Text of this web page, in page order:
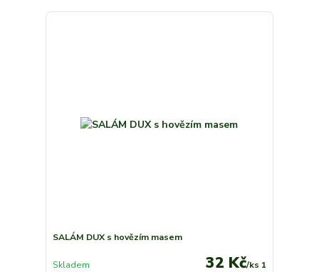
SALÁM DUX s hovězím masem
32 Kč/ks 1
Skladem